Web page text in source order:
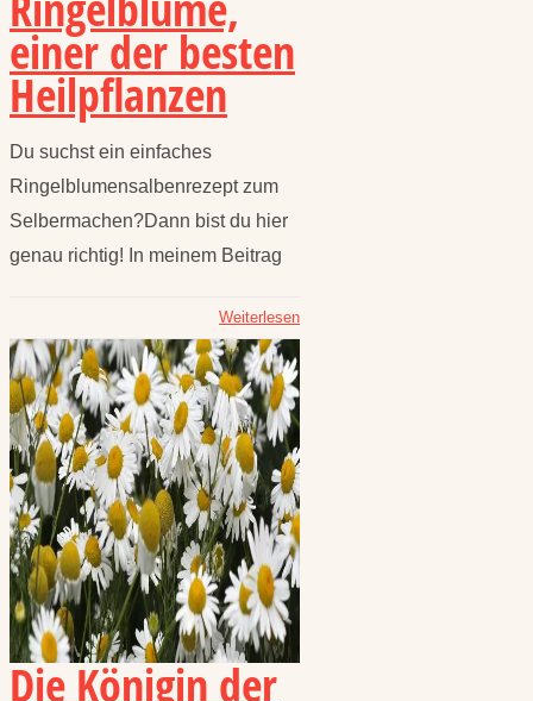
einer der besten
Heilpflanzen
Du suchst ein einfaches
Ringelblumensalbenrezept zum
Selbermachen?Dann bist du hier
genau richtig! In meinem Beitrag
Weiterlesen
Die Königin der